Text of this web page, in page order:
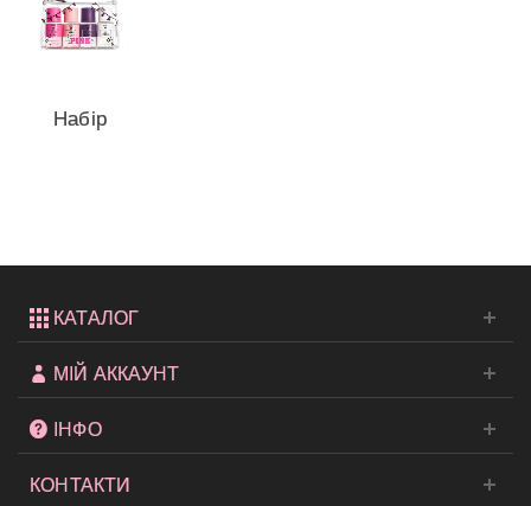
Набір
КАТАЛОГ
МІЙ АККАУНТ
ІНФО
КОНТАКТИ